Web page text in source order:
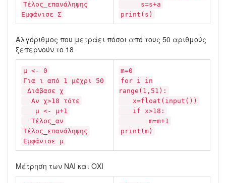
Τέλος_επανάληψης
Εμφάνισε Σ
s=s+a
print(s)
Αλγόριθμος που μετράει πόσοι από τους 50 αριθμούς
ξεπερνούν το 18
μ <- 0
Για ι από 1 μέχρι 50
Διάβασε χ
Αν χ>18 τότε
μ <- μ+1
Τέλος_αν
Τέλος_επανάληψης
Εμφάνισε μ
m=0
for i in
range(1,51):
x=float(input())
if x>18:
m=m+1
print(m)
Μέτρηση των ΝΑΙ και ΟΧΙ